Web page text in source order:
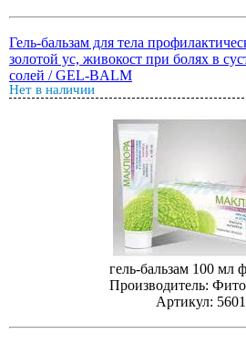
Гель-бальзам для тела
золотой ус, живокост при болях в
солей / GEL-BALM
Нет в наличии
гель-бальзам 100 мл
Производитель:
Артикул: